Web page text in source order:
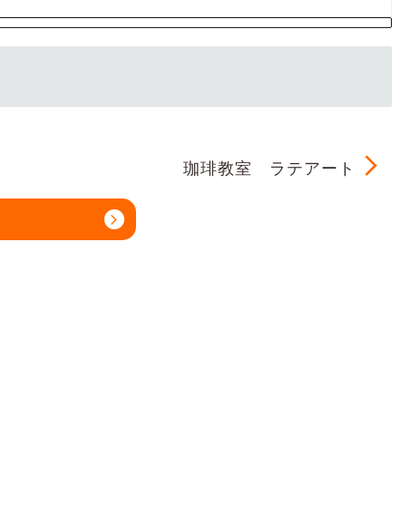
珈琲教室 ラテアート